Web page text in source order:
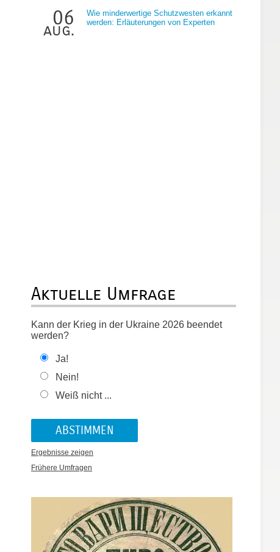
06
aug.
Wie minderwertige Schutzwesten erkannt
werden: Erläuterungen von Experten
Aktuelle Umfrage
Kann der Krieg in der Ukraine 2026 beendet
werden?
Ja!
Nein!
Weiß nicht ...
Ergebnisse zeigen
Frühere Umfragen